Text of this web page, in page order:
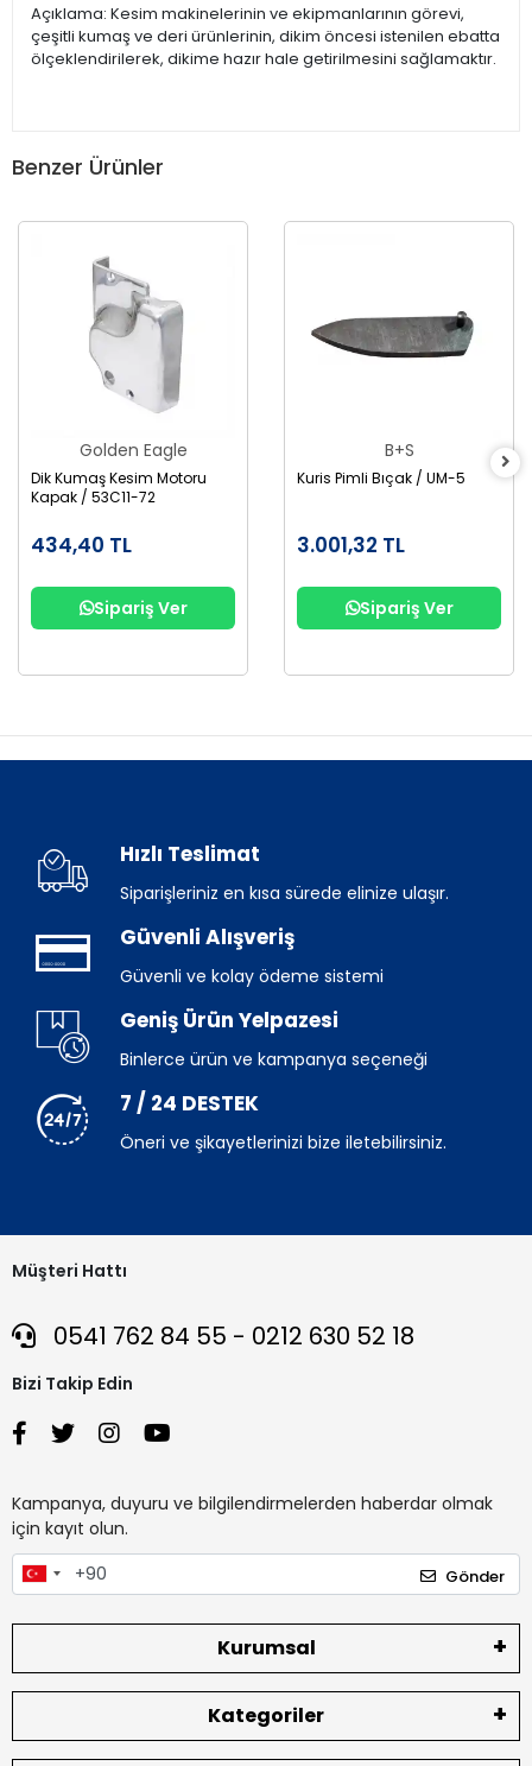
Açıklama: Kesim makinelerinin ve ekipmanlarının görevi,
çeşitli kumaş ve deri ürünlerinin, dikim öncesi istenilen ebatta
ölçeklendirilerek, dikime hazır hale getirilmesini sağlamaktır.
Benzer Ürünler
Golden Eagle
Dik Kumaş Kesim Motoru
Kapak / 53C11-72
434,40 TL
Sipariş Ver
B+S
Kuris Pimli Bıçak / UM-5
3.001,32 TL
Sipariş Ver
Hızlı Teslimat
Siparişleriniz en kısa sürede elinize ulaşır.
Güvenli Alışveriş
Güvenli ve kolay ödeme sistemi
Geniş Ürün Yelpazesi
Binlerce ürün ve kampanya seçeneği
7 / 24 DESTEK
Öneri ve şikayetlerinizi bize iletebilirsiniz.
Müşteri Hattı
0541 762 84 55 - 0212 630 52 18
Bizi Takip Edin
Kampanya, duyuru ve bilgilendirmelerden haberdar olmak
için kayıt olun.
Gönder
Kurumsal
Kategoriler